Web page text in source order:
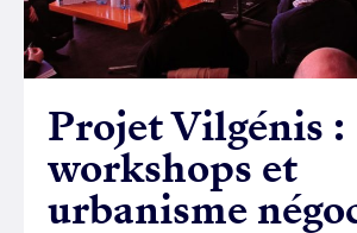
Projet Vilgénis :
workshops et
urbanisme